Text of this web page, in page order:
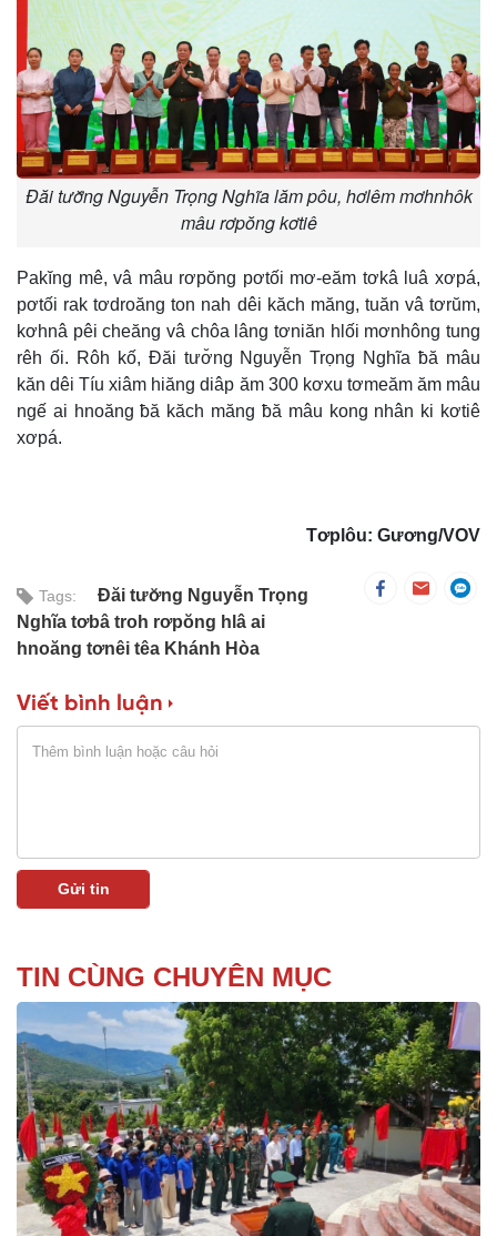
Đăi tươ̆ng Nguyễn Trọng Nghĩa lăm pôu, hơlêm mơhnhôk
mâu rơpŏng kơtiê
Pakĭng mê, vâ mâu rơpŏng pơtối mơ-eăm tơkâ luâ xơpá,
pơtối rak tơdroăng ton nah dêi kăch măng, tuăn vâ tơrŭm,
kơhnâ pêi cheăng vâ chôa lâng tơniăn hlối mơnhông tung
rêh ối. Rôh kố, Đăi tươ̆ng Nguyễn Trọng Nghĩa ƀă mâu
kăn dêi Tíu xiâm hiăng diâp ăm 300 kơxu tơmeăm ăm mâu
ngế ai hnoăng ƀă kăch măng ƀă mâu kong nhân ki kơtiê
xơpá.
Tơplôu: Gương/VOV
Tags:
Đăi tươ̆ng Nguyễn Trọng
Nghĩa tơbâ troh rơpŏng hlâ ai
hnoăng tơnêi têa Khánh Hòa
Viết bình luận
TIN CÙNG CHUYÊN MỤC